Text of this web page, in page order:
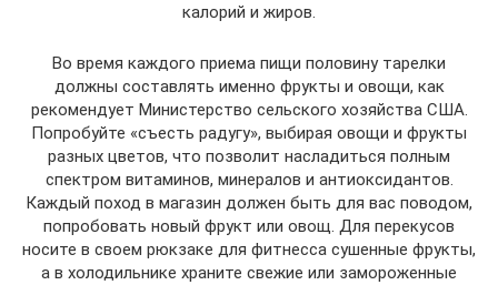
калорий и жиров.
Во время каждого приема пищи половину тарелки
должны составлять именно фрукты и овощи, как
рекомендует Министерство сельского хозяйства США.
Попробуйте «съесть радугу», выбирая овощи и фрукты
разных цветов, что позволит насладиться полным
спектром витаминов, минералов и антиоксидантов.
Каждый поход в магазин должен быть для вас поводом,
попробовать новый фрукт или овощ. Для перекусов
носите в своем рюкзаке для фитнесса сушенные фрукты,
а в холодильнике храните свежие или замороженные